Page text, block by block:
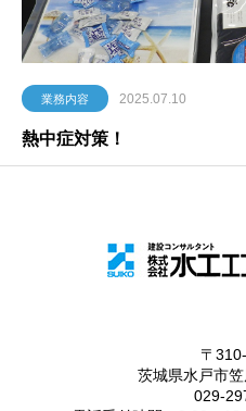
業務内容 2025.07.10
熱中症対策！